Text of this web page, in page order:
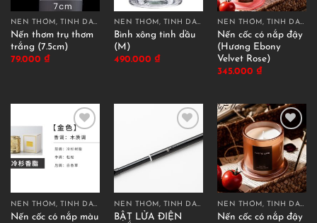
NẾN THƠM, TINH DẦU THƠM
Nến thơm trụ thơm
trắng (7.5cm)
79.000 ₫
NẾN THƠM, TINH DẦU THƠM
Bình xông tinh dầu
(M)
490.000 ₫
NẾN THƠM, TINH DẦU THƠM
Nến cốc có nắp đậy
(Hương Ebony
Velvet Rose)
345.000 ₫
NẾN THƠM, TINH DẦU THƠM
Nến cốc có nắp màu
NẾN THƠM, TINH DẦU THƠM
BẬT LỬA ĐIỆN
NẾN THƠM, TINH DẦU THƠM
Nến cốc có nắp đậy